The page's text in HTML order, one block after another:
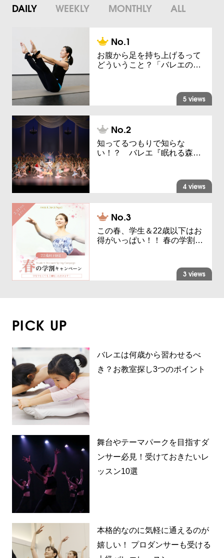
DAILY WEEKLY MONTHLY ALL
お腹から足を持ち上げるって
どういうこと？「バレエの…
5 views
知ってるつもりで知らな
い！？ バレエ『眠れる森…
4 views
この春、学生＆22歳以下はお
得がいっぱい！！ 春の学割…
3 views
PICK UP
バレエは何歳から習わせるべ
き？お教室探し3つのポイント
舞台やテーマパークを目指すダ
ンサー必見！受けておきたいレ
ッスン10選
本格的なのに気軽に通えるのが
嬉しい！ プロダンサーも受ける